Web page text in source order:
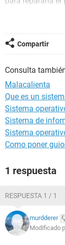
es Latino
definitivamente
Compartir
Consulta
Malacalienta
Que es un
Sistema
Sistema de
Sistema
Como poner
1 respuesta
RESPUESTA 1 / 1
murdderer
Modificado